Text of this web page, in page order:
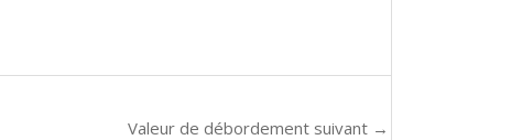
Valeur de débordement suivant →